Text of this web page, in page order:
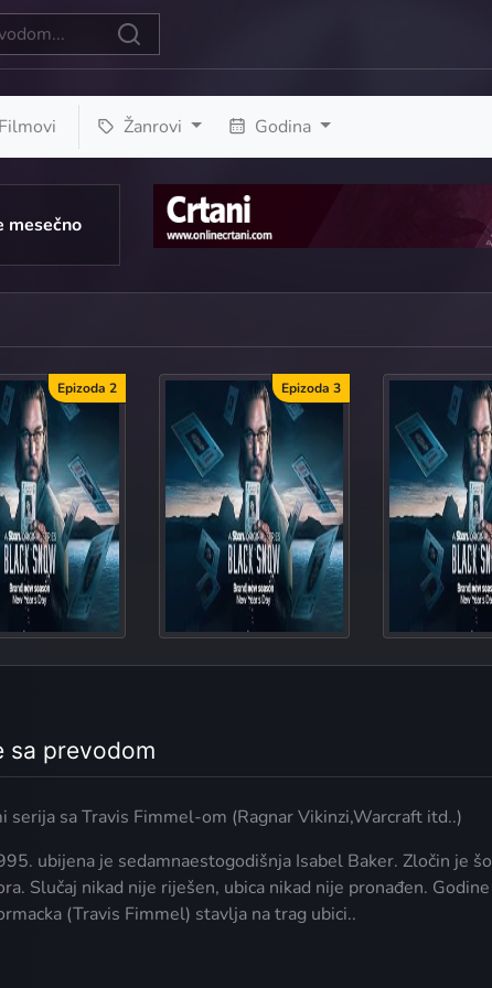
Filmovi Žanrovi Godina
mesečno
Epizoda 2 Epizoda 3
The Lo
sa prevodom
serija sa Travis Fimmel-om (Ragnar Vikinzi,Warcraft itd..)
ubijena je sedamnaestogodišnja Isabel Baker. Zločin je
Slučaj nikad nije riješen, ubica nikad nije pronađen.
(Travis Fimmel) stavlja na trag ubici..